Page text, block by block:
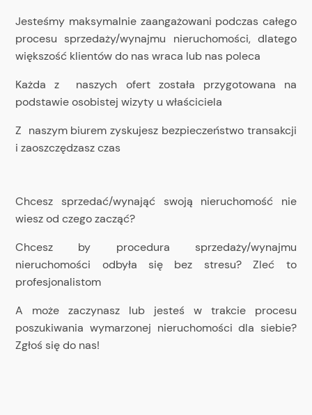
Jesteśmy maksymalnie zaangażowani podczas całego
procesu sprzedaży/wynajmu nieruchomości, dlatego
większość klientów do nas wraca lub nas poleca
Każda z naszych ofert została przygotowana na
podstawie osobistej wizyty u właściciela
Z naszym biurem zyskujesz bezpieczeństwo transakcji
i zaoszczędzasz czas
Chcesz sprzedać/wynająć swoją nieruchomość nie
wiesz od czego zacząć?
Chcesz by procedura sprzedaży/wynajmu
nieruchomości odbyła się bez stresu? Zleć to
profesjonalistom
A może zaczynasz lub jesteś w trakcie procesu
poszukiwania wymarzonej nieruchomości dla siebie?
Zgłoś się do nas!